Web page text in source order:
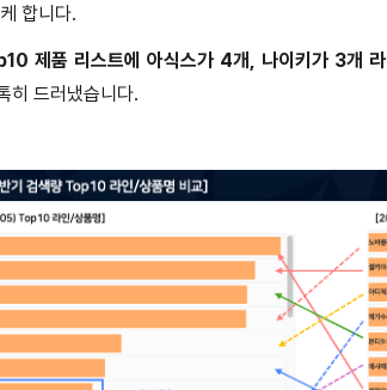
합니다.
제품 리스트에 아식스가4개 나이키가3개
히 드러냈습니다.